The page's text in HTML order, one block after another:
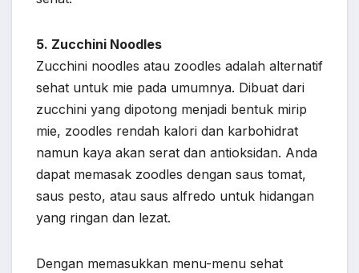
5. Zucchini Noodles
Zucchini noodles atau zoodles adalah alternatif
sehat untuk mie pada umumnya. Dibuat dari
zucchini yang dipotong menjadi bentuk mirip
mie, zoodles rendah kalori dan karbohidrat
namun kaya akan serat dan antioksidan. Anda
dapat memasak zoodles dengan saus tomat,
saus pesto, atau saus alfredo untuk hidangan
yang ringan dan lezat.
Dengan memasukkan menu-menu sehat